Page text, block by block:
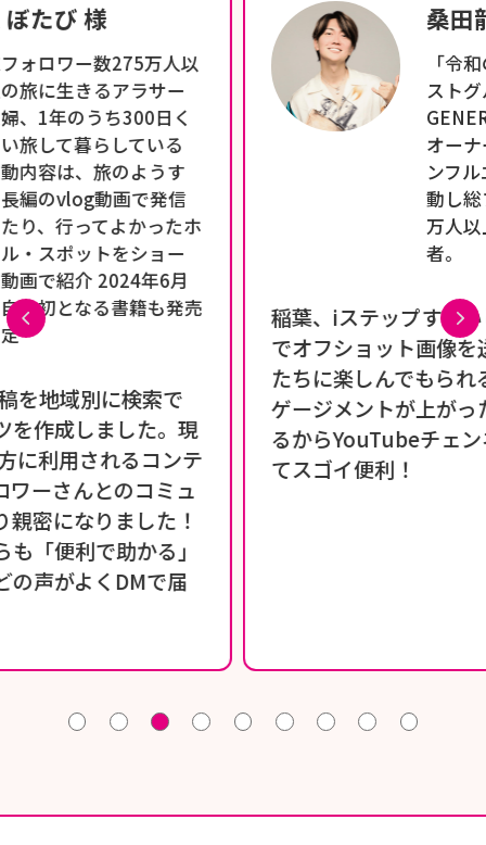
桑田龍征 様
「令和の虎」出演中、ホ
ストグループ「NEW
GENERATION GROUP」
ンフルエンサーとしても活
者。
稲葉、iステップすごいじゃん！自動DM
でオフショット画像を送ってファンの人
たちに楽しんでもられるからすごいエン
ゲージメントが上がった！ リンクも送れ
るからYouTubeチェンネルにも遷移でき
てスゴイ便利！